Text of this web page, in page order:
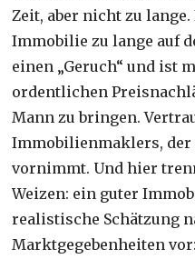
Zeit, aber nicht zu
Immobilie zu lange auf
einen „Geruch“ und ist
ordentlichen
Mann zu bringen.
Immobilienmaklers, der
vornimmt. Und hier
Weizen: ein guter
realistische Schätzung
Marktgegebenheiten